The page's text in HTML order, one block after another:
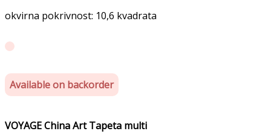
okvirna pokrivnost: 10,6 kvadrata
Available on backorder
VOYAGE China Art Tapeta multi